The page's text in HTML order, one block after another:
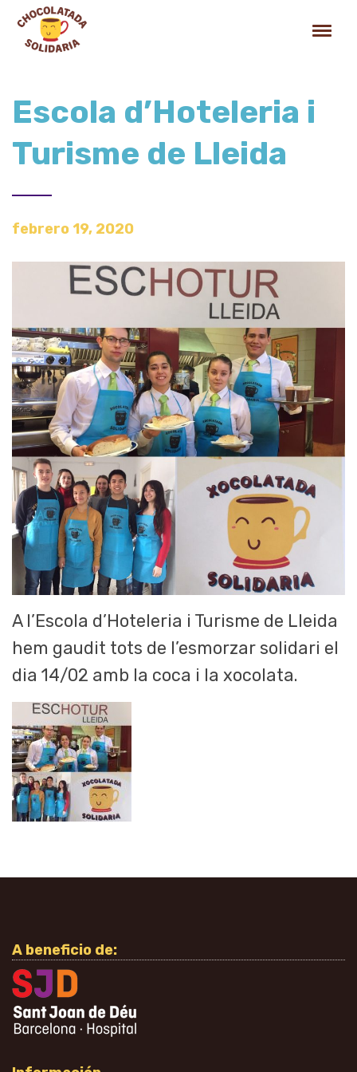
Escola d’Hoteleria i
Turisme de Lleida
febrero 19, 2020
A l’Escola d’Hoteleria i Turisme de Lleida
hem gaudit tots de l’esmorzar solidari el
dia 14/02 amb la coca i la xocolata.
A beneficio de: